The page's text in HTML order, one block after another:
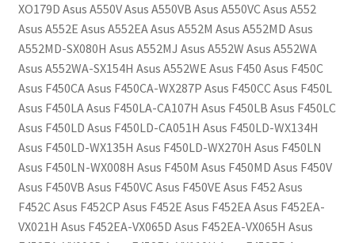
XO179D Asus A550V Asus A550VB Asus A550VC Asus A552
Asus A552E Asus A552EA Asus A552M Asus A552MD Asus
A552MD-SX080H Asus A552MJ Asus A552W Asus A552WA
Asus A552WA-SX154H Asus A552WE Asus F450 Asus F450C
Asus F450CA Asus F450CA-WX287P Asus F450CC Asus F450L
Asus F450LA Asus F450LA-CA107H Asus F450LB Asus F450LC
Asus F450LD Asus F450LD-CA051H Asus F450LD-WX134H
Asus F450LD-WX135H Asus F450LD-WX270H Asus F450LN
Asus F450LN-WX008H Asus F450M Asus F450MD Asus F450V
Asus F450VB Asus F450VC Asus F450VE Asus F452 Asus
F452C Asus F452CP Asus F452E Asus F452EA Asus F452EA-
VX021H Asus F452EA-VX065D Asus F452EA-VX065H Asus